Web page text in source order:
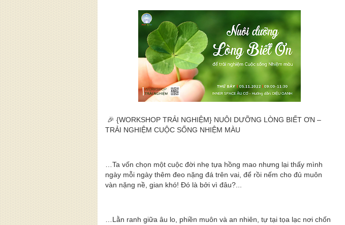
🎉 {WORKSHOP TRẢI NGHIỆM} NUÔI DƯỠNG LÒNG BIẾT ƠN –
TRẢI NGHIỆM CUỘC SỐNG NHIỆM MÀU
…Ta vốn chọn một cuộc đời nhẹ tựa hồng mao nhưng lại thấy mình
ngày mỗi ngày thêm đeo nặng đá trên vai, để rồi nếm cho đủ muôn
vàn nặng nề, gian khó! Đó là bởi vì đâu?...
…Lằn ranh giữa âu lo, phiền muôn và an nhiên, tự tại tọa lạc nơi chốn